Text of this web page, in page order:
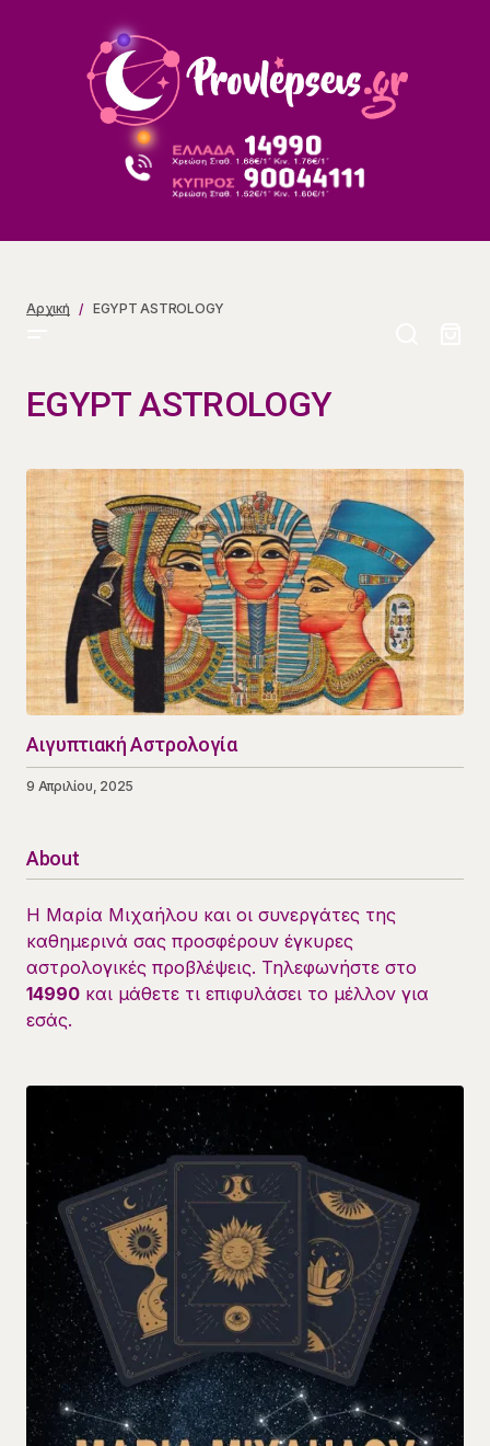
Αρχική EGYPT ASTROLOGY
EGYPT ASTROLOGY
Αιγυπτιακή Αστρολογία
9 Απριλίου, 2025
About
Η Μαρία Μιχαήλου και οι συνεργάτες της
καθημερινά σας προσφέρουν έγκυρες
αστρολογικές προβλέψεις. Τηλεφωνήστε στο
14990 και μάθετε τι επιφυλάσει το μέλλον για
εσάς.